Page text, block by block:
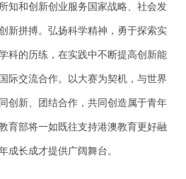
知和创新创业服务国家战略、社会发
新拼搏。弘扬科学精神，勇于探索实
科的历练，在实践中不断提高创新能
际交流合作。以大赛为契机，与世界
创新、团结合作，共同创造属于青年
育部将一如既往支持港澳教育更好融
成长成才提供广阔舞台。